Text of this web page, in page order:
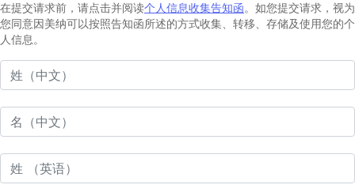
在提交请求前，请点击并阅读个人信息收集告知函。如您提交请求，视为
您同意因美纳可以按照告知函所述的方式收集、转移、存储及使用您的个
人信息。